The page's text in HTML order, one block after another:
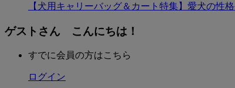
【犬用キャリーバッグ＆カート特集】愛犬の性
ゲストさん こんにちは！
すでに会員の方はこちら
ログイン